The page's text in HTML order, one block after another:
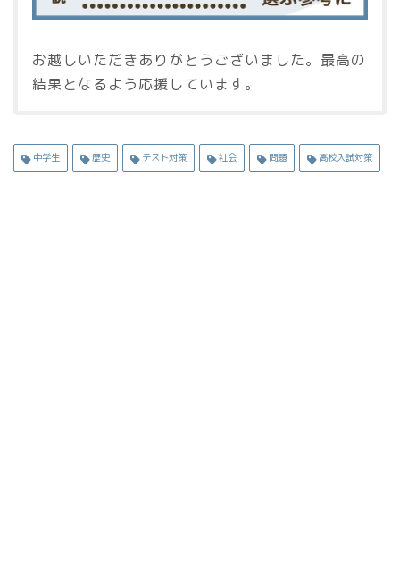
お越しいただきありがとうございました。最高の
結果となるよう応援しています。
中学生 歴史 テスト対策 社会 問題 高校入試対策